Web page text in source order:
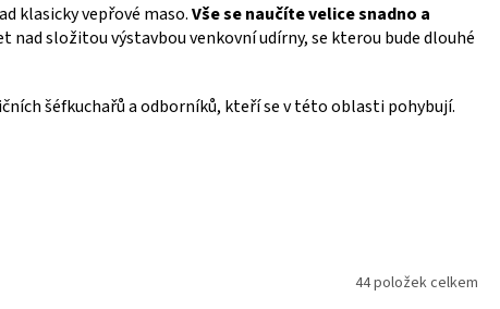
klasicky vepřové maso.Vše se naučíte velice snadno a
složitou výstavbou venkovní udírny, se kterou bude dlouhé
šéfkuchařů a odborníků, kteří se v této oblasti pohybují.
44položek celkem